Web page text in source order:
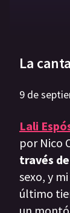
La
9 de
Lali
por Nico
través
sexo, y
último